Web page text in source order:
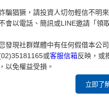
騙猖獗，請投資人切勿輕信不明
會以電話、簡訊或LINE邀請「領
發現社群媒體中有任何假借本公
或客服信箱反映，或
以免權益受損。
立即了